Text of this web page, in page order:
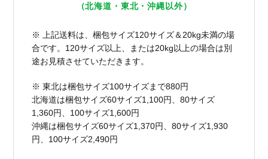
（北海道・東北・沖縄以外）
※ 上記送料は、梱包サイズ120サイズ＆20kg未満の場
合です。120サイズ以上、または20kg以上の場合は別
途お見積させていただきます。
※ 東北は梱包サイズ100サイズまで880円
北海道は梱包サイズ60サイズ1,100円、80サイズ
1,360円、100サイズ1,600円
沖縄は梱包サイズ60サイズ1,370円、80サイズ1,930
円、100サイズ2,490円